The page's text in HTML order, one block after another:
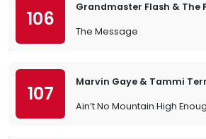
106
Grandmaster Flash & The
The Message
107
Marvin Gaye & Tammi
Ain’t No Mountain High